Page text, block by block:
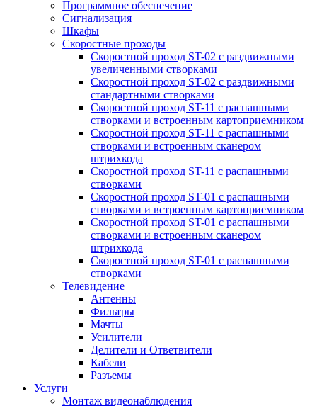
Программное обеспечение
Сигнализация
Шкафы
Скоростные проходы
Скоростной проход ST-02 с раздвижными
увеличенными створками
Скоростной проход ST-02 с раздвижными
стандартными створками
Скоростной проход ST-11 с распашными
створками и встроенным картоприемником
Скоростной проход ST-11 с распашными
створками и встроенным сканером
штрихкода
Скоростной проход ST-11 с распашными
створками
Скоростной проход ST-01 с распашными
створками и встроенным картоприемником
Скоростной проход ST-01 с распашными
створками и встроенным сканером
штрихкода
Скоростной проход ST-01 с распашными
створками
Телевидение
Антенны
Фильтры
Мачты
Усилители
Делители и Ответвители
Кабели
Разъемы
Услуги
Монтаж видеонаблюдения